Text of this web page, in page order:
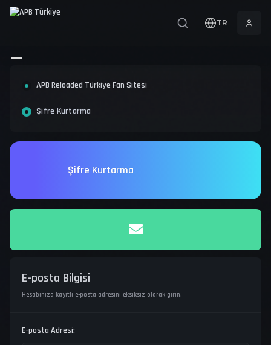
TR
APB Reloaded Türkiye Fan Sitesi
Şifre Kurtarma
Şifre Kurtarma
E-posta Bilgisi
Hesabınıza kayıtlı e-posta adresini eksiksiz olarak girin.
E-posta Adresi: